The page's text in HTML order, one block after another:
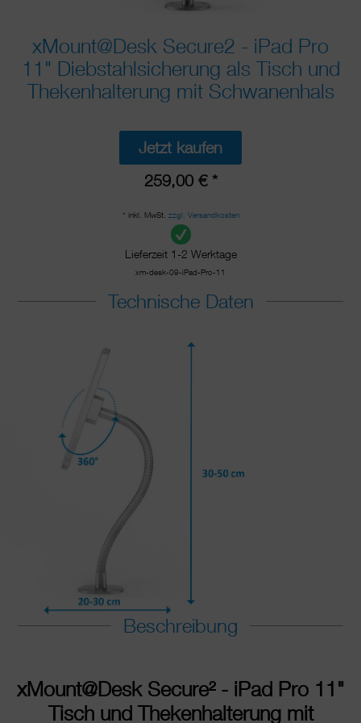
xMount@Desk Secure2 - iPad Pro
11" Diebstahlsicherung als Tisch und
Thekenhalterung mit Schwanenhals
Jetzt kaufen
259,00 € *
* inkl. MwSt. zzgl. Versandkosten
Lieferzeit 1-2 Werktage
xm-desk-09-iPad-Pro-11
Technische Daten
Beschreibung
xMount@Desk Secure²- iPad Pro 11"
Tisch und Thekenhalterung mit